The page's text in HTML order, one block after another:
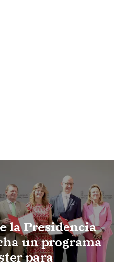
la Presidencia
un programa
para